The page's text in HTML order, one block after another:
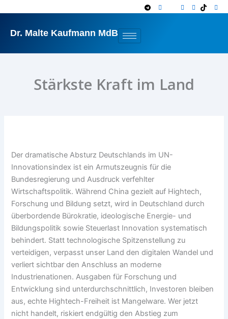
springen
Dr. Malte Kaufmann MdB
Stärkste Kraft im Land
Der dramatische Absturz Deutschlands im UN-
Innovationsindex ist ein Armutszeugnis für die
Bundesregierung und Ausdruck verfehlter
Wirtschaftspolitik. Während China gezielt auf Hightech,
Forschung und Bildung setzt, wird in Deutschland durch
überbordende Bürokratie, ideologische Energie- und
Bildungspolitik sowie Steuerlast Innovation systematisch
behindert. Statt technologische Spitzenstellung zu
verteidigen, verpasst unser Land den digitalen Wandel und
verliert sichtbar den Anschluss an moderne
Industrienationen. Ausgaben für Forschung und
Entwicklung sind unterdurchschnittlich, Investoren bleiben
aus, echte Hightech-Freiheit ist Mangelware. Wer jetzt
nicht handelt, riskiert endgültig den Abstieg zum